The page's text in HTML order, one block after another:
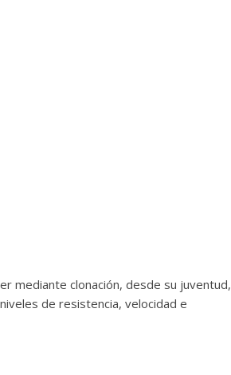
mediante clonación, desde su juventud,
de resistencia, velocidad e